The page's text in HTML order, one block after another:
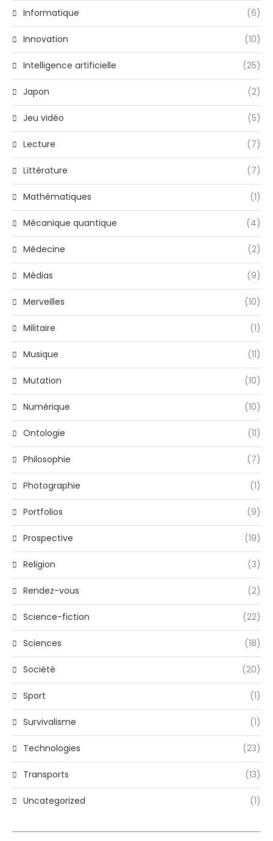
Informatique (6)
Innovation (10)
Intelligence artificielle (25)
Japon (2)
Jeu vidéo (5)
Lecture (7)
Littérature (7)
Mathématiques (1)
Mécanique quantique (4)
Médecine (2)
Médias (9)
Merveilles (10)
Militaire (1)
Musique (11)
Mutation (10)
Numérique (10)
Ontologie (11)
Philosophie (7)
Photographie (1)
Portfolios (9)
Prospective (19)
Religion (3)
Rendez-vous (2)
Science-fiction (22)
Sciences (18)
Société (20)
Sport (1)
Survivalisme (1)
Technologies (23)
Transports (13)
Uncategorized (1)